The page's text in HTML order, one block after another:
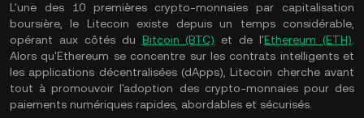
L'une des 10 premières crypto-monnaies par capitalisation
boursière, le Litecoin existe depuis un temps considérable,
opérant aux côtés du Bitcoin (BTC) et de l'Ethereum (ETH)
Alors qu'Ethereum se concentre sur les contrats intelligents et
les applications décentralisées (dApps), Litecoin cherche avant
tout à promouvoir l'adoption des crypto-monnaies pour des
paiements numériques rapides, abordables et sécurisés.